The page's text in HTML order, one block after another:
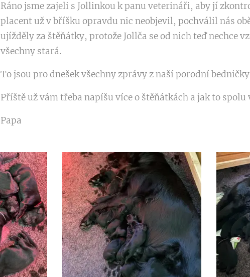
Ráno jsme zajeli s Jollinkou k panu veterináři, aby jí
placent už v bříšku opravdu nic neobjevil, pochválil nás
ujížděly za štěňátky, protože Jollča se od nich teď nechce
všechny stará.
To jsou pro dnešek všechny zprávy z naší porodní
Příště už vám třeba napíšu více o štěňátkách a jak to
Papa